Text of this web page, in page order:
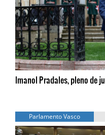
Imanol Pradales, pleno de
Parlamento Vasco